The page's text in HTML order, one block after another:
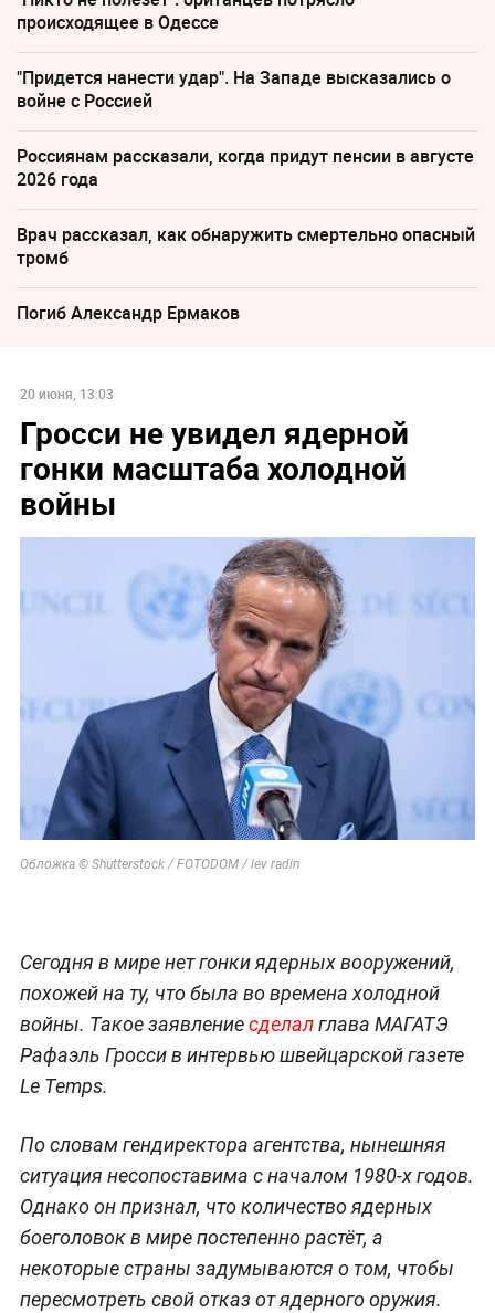
происходящее в Одессе
"Придется нанести удар". На Западе высказались о
войне с Россией
Россиянам рассказали, когда придут пенсии в августе
2026 года
Врач рассказал, как обнаружить смертельно опасный
тромб
Погиб Александр Ермаков
20 июня, 13:03
Гросси не увидел ядерной
гонки масштаба холодной
войны
Обложка © Shutterstock / FOTODOM / lev radin
Сегодня в мире нет гонки ядерных вооружений,
похожей на ту, что была во времена холодной
войны. Такое заявлениесделалглава МАГАТЭ
Рафаэль Гросси в интервью швейцарской газете
Le Temps.
По словам гендиректора агентства, нынешняя
ситуация несопоставима с началом 1980-х годов.
Однако он признал, что количество ядерных
боеголовок в мире постепенно растёт, а
некоторые страны задумываются о том, чтобы
пересмотреть свой отказ от ядерного оружия.